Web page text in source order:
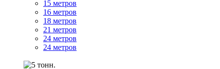
15 метров
16 метров
18 метров
21 метров
24 метров
24 метров